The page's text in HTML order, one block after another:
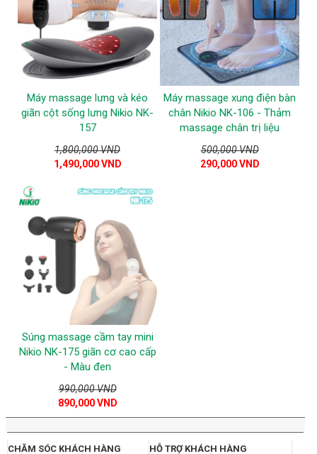
Máy massage lưng và kéo
giãn cột sống lưng Nikio NK-
157
1,800,000 VND
1,490,000 VND
Máy massage xung điện bàn
chân Nikio NK-106 - Thảm
massage chân trị liệu
500,000 VND
290,000 VND
Súng massage cầm tay mini
Nikio NK-175 giãn cơ cao cấp
- Màu đen
990,000 VND
890,000 VND
CHĂM SÓC KHÁCH HÀNG HỖ TRỢ KHÁCH HÀNG